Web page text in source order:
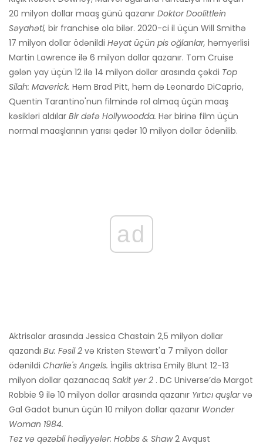
20 milyon dollar maaş günü qazanır Doktor Doolittlein
Səyahəti, bir franchise ola bilər. 2020-ci il üçün Will Smithə
17 milyon dollar ödənildi Həyat üçün pis oğlanlar, həmyerlisi
Martin Lawrence ilə 6 milyon dollar qazanır. Tom Cruise
gələn yay üçün 12 ilə 14 milyon dollar arasında çəkdi Top
Silah: Maverick. Həm Brad Pitt, həm də Leonardo DiCaprio,
Quentin Tarantino'nun filmində rol almaq üçün maaş
kəsikləri aldılar Bir dəfə Hollywoodda. Hər birinə film üçün
normal maaşlarının yarısı qədər 10 milyon dollar ödənilib.
ad
Aktrisalar arasında Jessica Chastain 2,5 milyon dollar
qazandı Bu: Fəsil 2 və Kristen Stewart'a 7 milyon dollar
ödənildi Charlie's Angels. İngilis aktrisa Emily Blunt 12-13
milyon dollar qazanacaq Sakit yer 2 . DC Universe’də Margot
Robbie 9 ilə 10 milyon dollar arasında qazanır Yırtıcı quşlarvə
Gal Gadot bunun üçün 10 milyon dollar qazanır Wonder
Woman 1984.
Tez və qəzəbli hədiyyələr: Hobbs & Shaw2 Avqust